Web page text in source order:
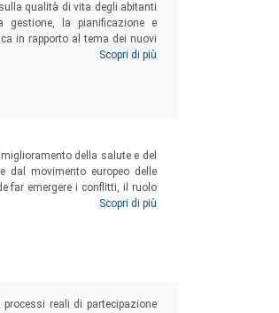
qualità di vita degli abitanti
gestione, la pianificazione e
in rapporto al tema dei nuovi
nuove tecnologie, cercando
scenari per il futuro.
Scopri di più
della salute e del
dal movimento europeo delle
far emergere i conflitti, il ruolo
individua alcuni principi e
Scopri di più
reali di partecipazione